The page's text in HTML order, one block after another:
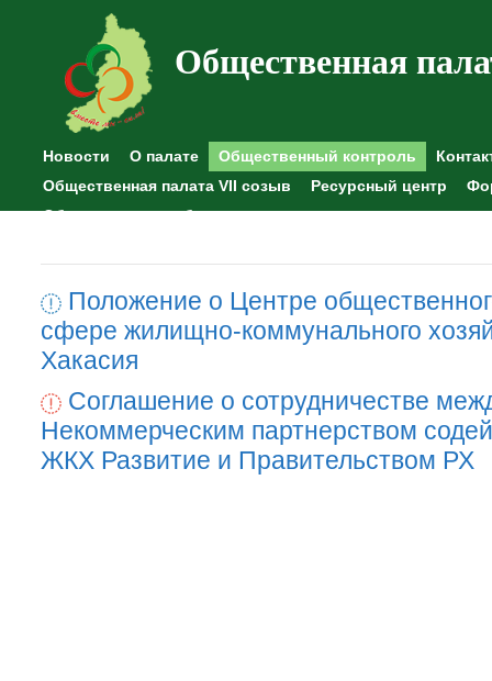
Общественная
Новости О палате Общественный контроль
Общественная палата VII созыв
Ресурсный центр
Общественные наблюдения
Положение о Центре
сфере жилищно-коммунального
Хакасия
Соглашение о сотрудничестве
Некоммерческим партнерством
ЖКХ Развитие и Правительством РХ